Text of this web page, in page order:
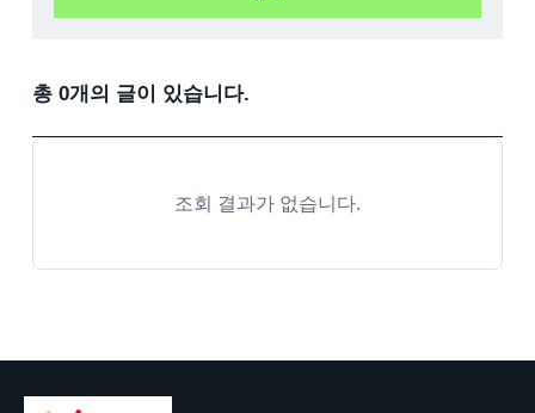
총 0개의 글이 있습니다.
조회 결과가 없습니다.